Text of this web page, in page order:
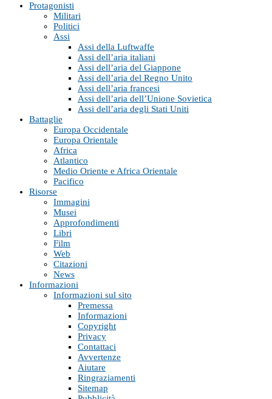
Protagonisti
Militari
Politici
Assi
Assi della Luftwaffe
Assi dell’aria italiani
Assi dell’aria del Giappone
Assi dell’aria del Regno Unito
Assi dell’aria francesi
Assi dell’aria dell’Unione Sovietica
Assi dell’aria degli Stati Uniti
Battaglie
Europa Occidentale
Europa Orientale
Africa
Atlantico
Medio Oriente e Africa Orientale
Pacifico
Risorse
Immagini
Musei
Approfondimenti
Libri
Film
Web
Citazioni
News
Informazioni
Informazioni sul sito
Premessa
Informazioni
Copyright
Privacy
Contattaci
Avvertenze
Aiutare
Ringraziamenti
Sitemap